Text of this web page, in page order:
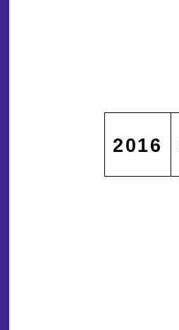
2016